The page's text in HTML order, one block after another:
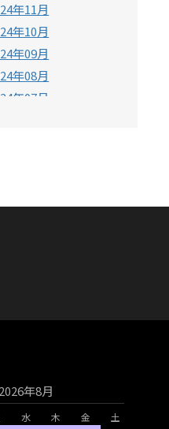
年11月
年10月
年09月
年08月
年07月
年02月
年09月
年06月
年05月
2026年8月
水 木 金
土